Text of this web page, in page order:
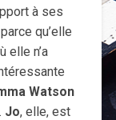
à ses
qu’elle
elle n’a
Watson
Jo, elle, est